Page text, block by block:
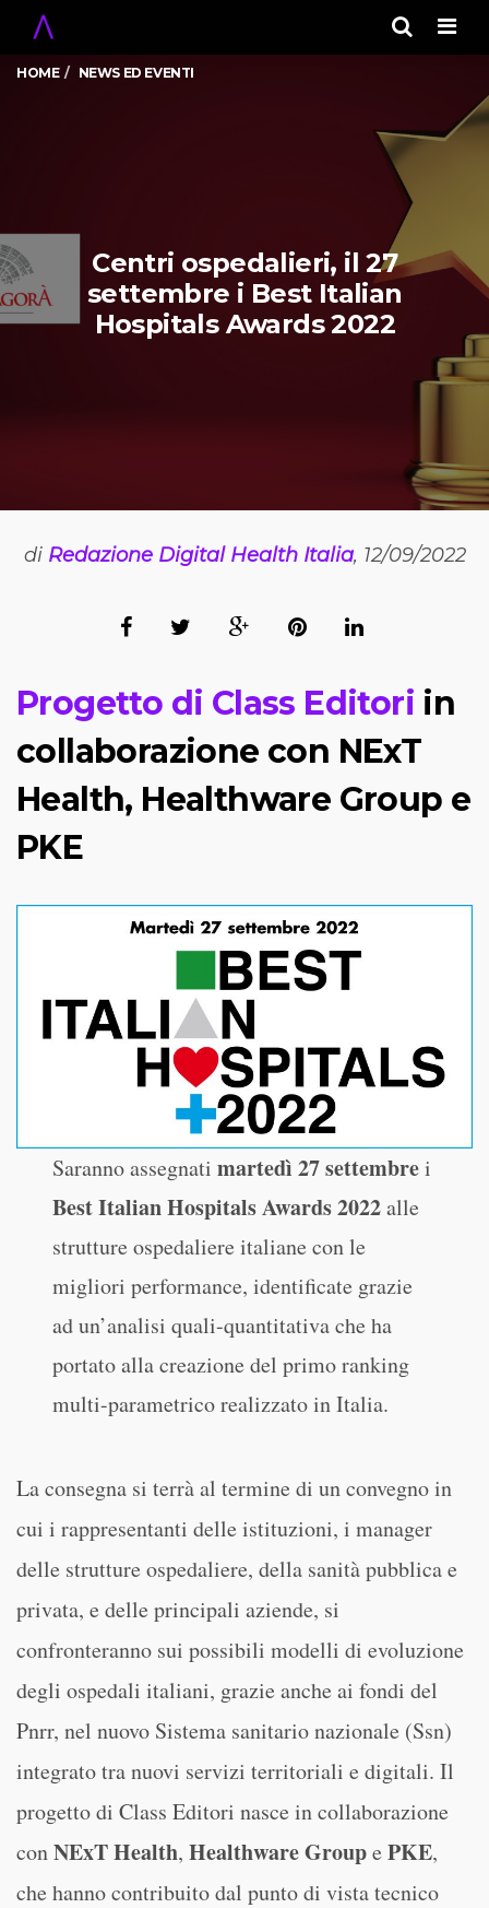
HOME NEWS ED EVENTI
Centri ospedalieri, il 27
settembre i Best Italian
Hospitals Awards 2022
di Redazione Digital Health Italia, 12/09/2022
Progetto di Class Editori in
collaborazione con NExT
Health, Healthware Group e
PKE
Saranno assegnatimartedì 27 settembrei
Best Italian Hospitals Awards 2022alle
strutture ospedaliere italiane con le
migliori performance, identificate grazie
ad un’analisi quali-quantitativa che ha
portato alla creazione del primo ranking
multi-parametrico realizzato in Italia.
La consegna si terrà al termine di un convegno in
cui i rappresentanti delle istituzioni, i manager
delle strutture ospedaliere, della sanità pubblica e
privata, e delle principali aziende, si
confronteranno sui possibili modelli di evoluzione
degli ospedali italiani, grazie anche ai fondi del
Pnrr, nel nuovo Sistema sanitario nazionale (Ssn)
integrato tra nuovi servizi territoriali e digitali. Il
progetto di Class Editori nasce in collaborazione
conNExT Health, Healthware Groupe PKE,
che hanno contribuito dal punto di vista tecnico